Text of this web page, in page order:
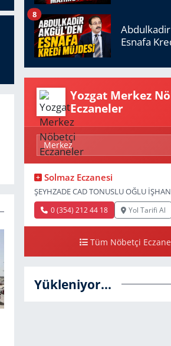
Esnafa
8
Yozgat Merkez
Eczaneler
Solmaz Eczanesi
ŞEYHZADE CAD TONUSLU OĞLU
0 (354) 212 44 18 Yol Tarifi Al
Tüm Nöbetçi
Yükleniyor...